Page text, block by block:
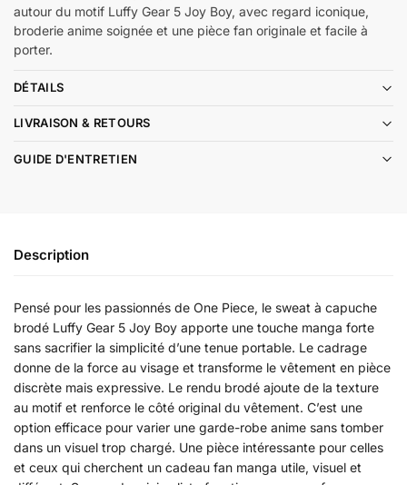
autour du motif Luffy Gear 5 Joy Boy, avec regard iconique,
broderie anime soignée et une pièce fan originale et facile à
porter.
DÉTAILS
LIVRAISON & RETOURS
GUIDE D'ENTRETIEN
Description
Pensé pour les passionnés de One Piece, le sweat à capuche
brodé Luffy Gear 5 Joy Boy apporte une touche manga forte
sans sacrifier la simplicité d’une tenue portable. Le cadrage
donne de la force au visage et transforme le vêtement en pièce
discrète mais expressive. Le rendu brodé ajoute de la texture
au motif et renforce le côté original du vêtement. C’est une
option efficace pour varier une garde-robe anime sans tomber
dans un visuel trop chargé. Une pièce intéressante pour celles
et ceux qui cherchent un cadeau fan manga utile, visuel et